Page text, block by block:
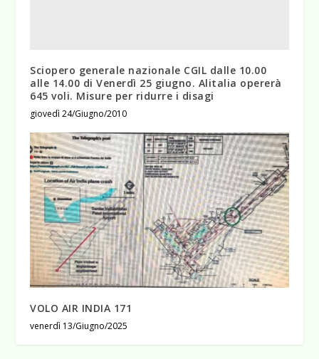
Sciopero generale nazionale CGIL dalle 10.00
alle 14.00 di Venerdì 25 giugno. Alitalia opererà
645 voli. Misure per ridurre i disagi
giovedì 24/Giugno/2010
VOLO AIR INDIA 171
venerdì 13/Giugno/2025